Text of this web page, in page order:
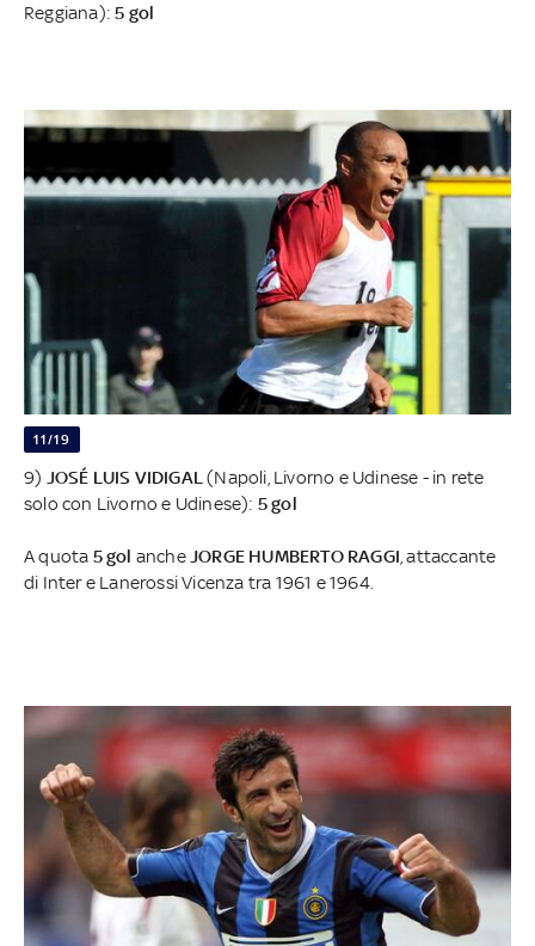
Reggiana):5 gol
11/19
9) JOSÉ LUIS VIDIGAL(Napoli, Livorno e Udinese - in rete
solo con Livorno e Udinese): 5 gol
A quota 5 gol ancheJORGE HUMBERTO RAGGI , attaccante
di Inter e Lanerossi Vicenza tra 1961 e 1964.